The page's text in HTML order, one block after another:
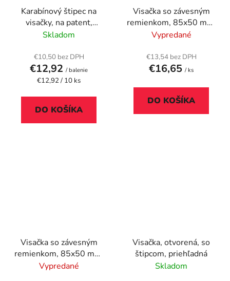
Karabínový štipec na
visačky, na patent,
čierna, DJOIS
Skladom
€10,50 bez DPH
€12,92 / balenie
Jednotková
€12,92 / 10 ks
DO KOŠÍKA
Visačka so závesným
remienkom, 85x50 mm,
čierna, plastová,
Vypredané
€13,54 bez DPH
€16,65 / ks
DO KOŠÍKA
Visačka so závesným
remienkom, 85x50 mm,
modrá, plastová,
Vypredané
Visačka, otvorená, so
štipcom, priehľadná
Skladom